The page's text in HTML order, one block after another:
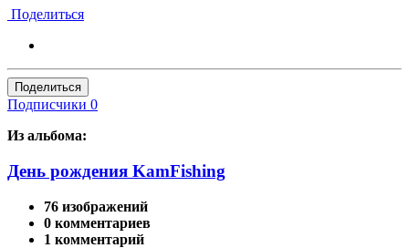
Поделиться
Поделиться
Подписчики 0
Из альбома:
День рождения KamFishing
76 изображений
0 комментариев
1 комментарий